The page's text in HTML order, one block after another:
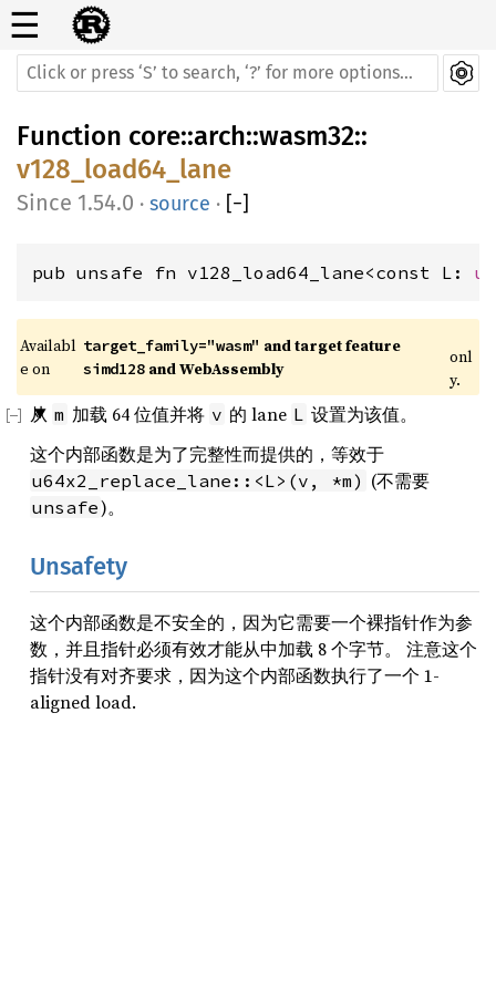
☰
Function core::arch::wasm32::
v128_load64_lane
1.54.0 · source · [−]
pub unsafe fn v128_load64_lane<const L:
Availabl
e on
target_family="wasm" and target feature
simd128 and WebAssembly
onl
y.
从 m 加载 64 位值并将 v 的 lane L 设置为该值。
这个内部函数是为了完整性而提供的，等效于
u64x2_replace_lane::<L>(v, *m) (不需要
unsafe)。
Unsafety
这个内部函数是不安全的，因为它需要一个裸指针作为参
数，并且指针必须有效才能从中加载 8 个字节。 注意这个
指针没有对齐要求，因为这个内部函数执行了一个 1-
aligned load.